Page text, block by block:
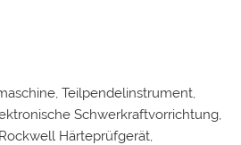
Teilpendelinstrument,
Schwerkraftvorrichtung,
Härteprüfgerät,